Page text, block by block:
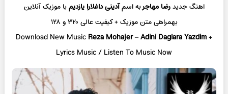
اهنگ جدیدرضا مهاجربه اسمآدینی داغلارا یازدیمبا موزیک آنلاین
بهمراهی متن موزیک + کیفیت عالی ۳۲۰ و ۱۲۸
Download New Music Reza Mohajer–Adini Daglara Yazdim+
Lyrics Music / Listen To Music Now